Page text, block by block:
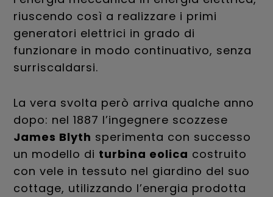
riuscendo così a realizzare i primi
generatori elettrici in grado di
funzionare in modo continuativo, senza
surriscaldarsi.
La vera svolta però arriva qualche anno
dopo: nel 1887 l’ingegnere scozzese
James Blyth sperimenta con successo
un modello di turbina eolica costruito
con vele in tessuto nel giardino del suo
cottage, utilizzando l’energia prodotta